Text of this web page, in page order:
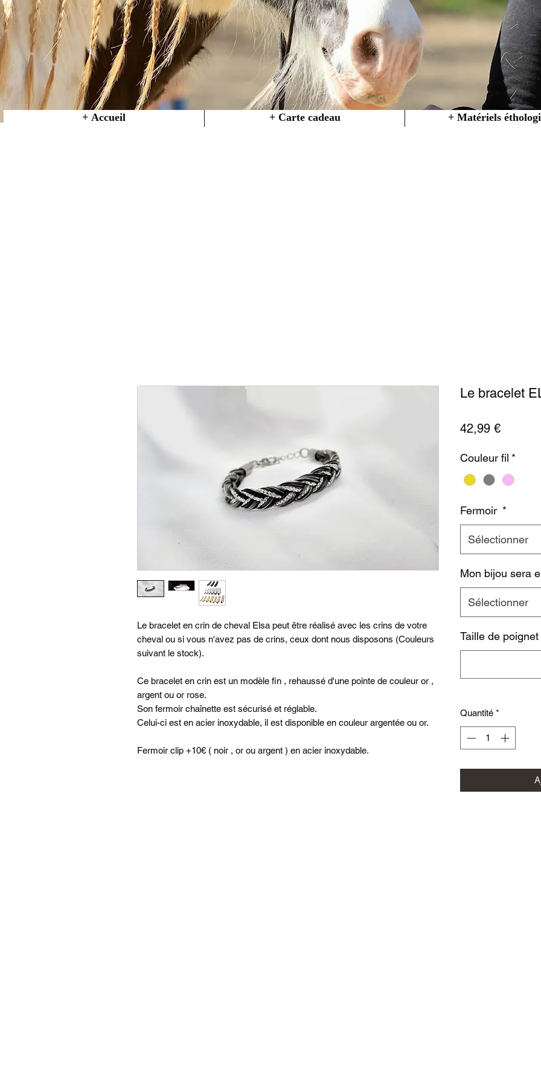
+ Accueil + Carte cadeau + Matériels
Le bracelet en crin de cheval Elsa peut être réalisé avec les crins de votre
cheval ou si vous n'avez pas de crins, ceux dont nous disposons (Couleurs
suivant le stock).
Ce bracelet en crin est un modèle fin , rehaussé d'une pointe de couleur or ,
argent ou or rose.
Son fermoir chaînette est sécurisé et réglable.
Celui-ci est en acier inoxydable, il est disponible en couleur argentée ou or.
Fermoir clip +10€ ( noir , or ou argent ) en acier inoxydable.
Le bracelet
42,99 €Prix
Couleur fil *
Fermoir *
Sélectionner
Mon bijou sera
Sélectionner
Taille de poignet
Quantité *
Tel : 0647666430